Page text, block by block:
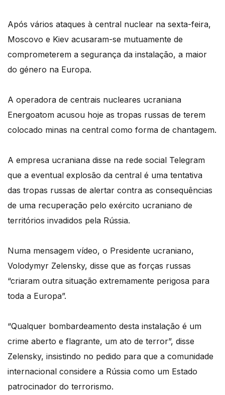
Após vários ataques à central nuclear na sexta-feira,
Moscovo e Kiev acusaram-se mutuamente de
comprometerem a segurança da instalação, a maior
do género na Europa.
A operadora de centrais nucleares ucraniana
Energoatom acusou hoje as tropas russas de terem
colocado minas na central como forma de chantagem.
A empresa ucraniana disse na rede social Telegram
que a eventual explosão da central é uma tentativa
das tropas russas de alertar contra as consequências
de uma recuperação pelo exército ucraniano de
territórios invadidos pela Rússia.
Numa mensagem vídeo, o Presidente ucraniano,
Volodymyr Zelensky, disse que as forças russas
“criaram outra situação extremamente perigosa para
toda a Europa”.
“Qualquer bombardeamento desta instalação é um
crime aberto e flagrante, um ato de terror”, disse
Zelensky, insistindo no pedido para que a comunidade
internacional considere a Rússia como um Estado
patrocinador do terrorismo.